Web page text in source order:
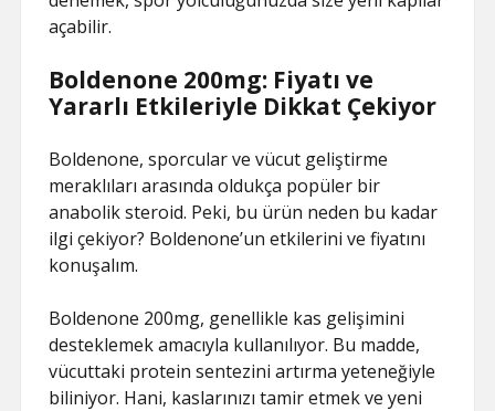
açabilir.
Boldenone 200mg: Fiyatı ve
Yararlı Etkileriyle Dikkat Çekiyor
Boldenone, sporcular ve vücut geliştirme
meraklıları arasında oldukça popüler bir
anabolik steroid. Peki, bu ürün neden bu kadar
ilgi çekiyor? Boldenone’un etkilerini ve fiyatını
konuşalım.
Boldenone 200mg, genellikle kas gelişimini
desteklemek amacıyla kullanılıyor. Bu madde,
vücuttaki protein sentezini artırma yeteneğiyle
biliniyor. Hani, kaslarınızı tamir etmek ve yeni